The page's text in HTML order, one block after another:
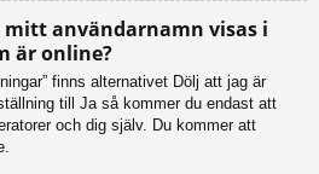
användarnamn visas i
är online?
finns alternativet Dölj att jag är
till Ja så kommer du endast att
och dig själv. Du kommer att